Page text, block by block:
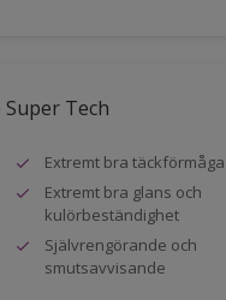
Tech
Extremt bra täckförmåga
Extremt bra glans och
kulörbeständighet
Självrengörande och
smutsavvisande